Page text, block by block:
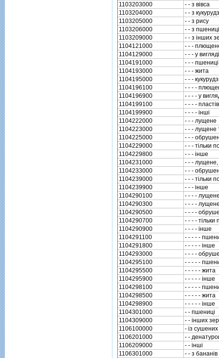
1103203000
- - з вiвса
1103204000
- - з
1103205000
- - з рису
1103206000
- - з пшеницi
1103209000
- - з iнших
1104121000
- - -
1104129000
- - - у
1104191000
- - - пшеницi
1104193000
- - - жита
1104195000
- - -
1104196100
- - - -
1104196900
- - - - у
1104199100
- - - -
1104199900
- - - - iншi
1104222000
- - - лущене
1104223000
- - - лущене
1104225000
- - -
1104229000
- - - тiльки
1104229800
- - - iнше
1104231000
- - -
1104233000
- - -
1104239000
- - - тiльки
1104239900
- - - iнше
1104290100
- - - -
1104290300
- - - -
1104290500
- - - -
1104290700
- - - - тiльки
1104290900
- - - - iнше
1104291100
- - - - -
1104291800
- - - - - iнше
1104293000
- - - -
1104295100
- - - - -
1104295500
- - - - - жита
1104295900
- - - - - iнше
1104298100
- - - - -
1104298500
- - - - - жита
1104298900
- - - - - iнше
1104301000
- - пшеницi
1104309000
- - iнших
1106100000
- iз сушених
1106201000
- -
1106209000
- - iншi
1106301000
- - з бананiв